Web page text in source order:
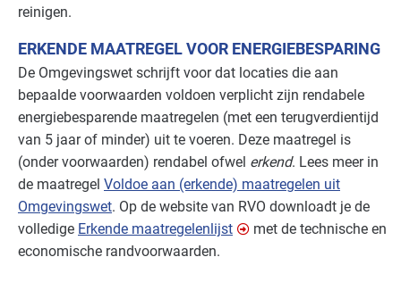
reinigen.
ERKENDE MAATREGEL VOOR ENERGIEBESPARING
De Omgevingswet schrijft voor dat locaties die aan
bepaalde voorwaarden voldoen verplicht zijn rendabele
energiebesparende maatregelen (met een terugverdientijd
van 5 jaar of minder) uit te voeren. Deze maatregel is
(onder voorwaarden) rendabel ofwel erkend. Lees meer in
de maatregel Voldoe aan (erkende) maatregelen uit
Omgevingswet. Op de website van RVO downloadt je de
volledige Erkende maatregelenlijst
met de technische en
economische randvoorwaarden.